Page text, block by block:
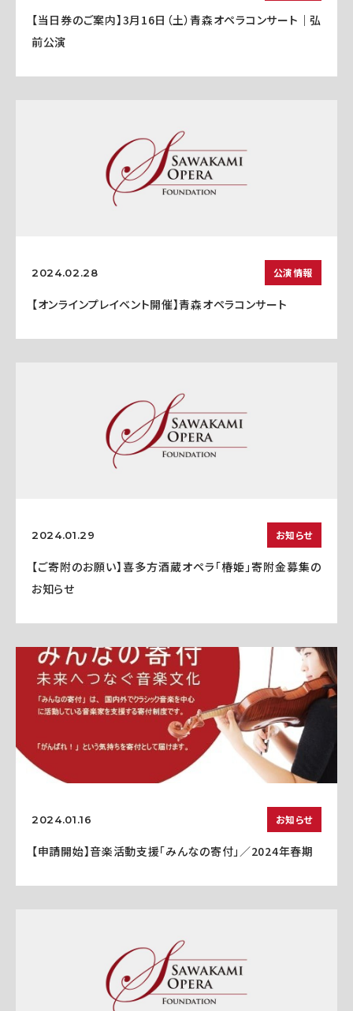
【当日券のご案内】3月16日（土）青森オペラコンサート｜弘
前公演
2024.02.28 公演情報
【オンラインプレイベント開催】青森オペラコンサート
2024.01.29 お知らせ
【ご寄附のお願い】喜多方酒蔵オペラ「椿姫」寄附金募集の
お知らせ
2024.01.16 お知らせ
【申請開始】音楽活動支援「みんなの寄付」／2024年春期